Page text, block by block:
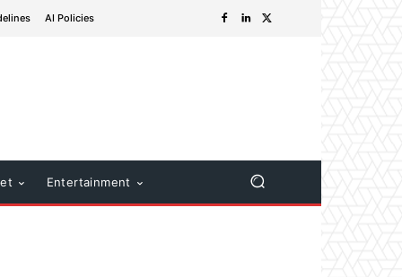
AI Policies
Entertainment